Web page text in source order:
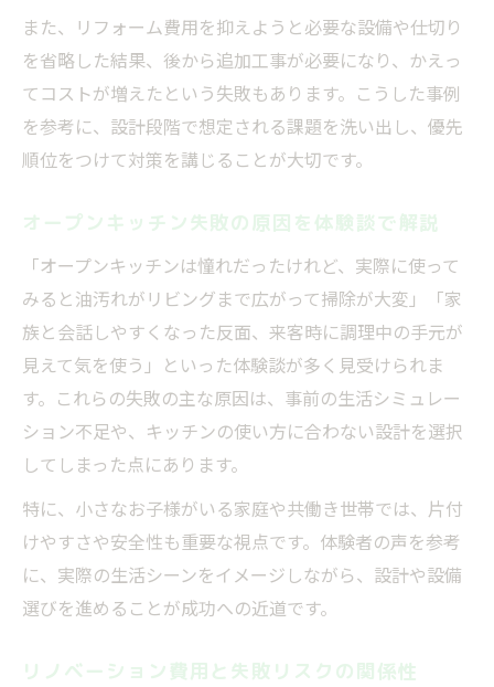
また、リフォーム費用を抑えようと必要な設備や仕切り
を省略した結果、後から追加工事が必要になり、かえっ
てコストが増えたという失敗もあります。こうした事例
を参考に、設計段階で想定される課題を洗い出し、優先
順位をつけて対策を講じることが大切です。
オープンキッチン失敗の原因を体験談で解説
「オープンキッチンは憧れだったけれど、実際に使って
みると油汚れがリビングまで広がって掃除が大変」「家
族と会話しやすくなった反面、来客時に調理中の手元が
見えて気を使う」といった体験談が多く見受けられま
す。これらの失敗の主な原因は、事前の生活シミュレー
ション不足や、キッチンの使い方に合わない設計を選択
してしまった点にあります。
特に、小さなお子様がいる家庭や共働き世帯では、片付
けやすさや安全性も重要な視点です。体験者の声を参考
に、実際の生活シーンをイメージしながら、設計や設備
選びを進めることが成功への近道です。
リノベーション費用と失敗リスクの関係性